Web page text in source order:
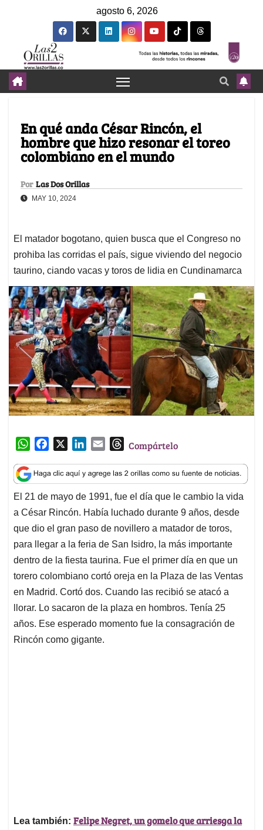
agosto 6, 2026
En qué anda César Rincón, el
hombre que hizo resonar el toreo
colombiano en el mundo
Por Las Dos Orillas
MAY 10, 2024
El matador bogotano, quien busca que el Congreso no
prohiba las corridas el país, sigue viviendo del negocio
taurino, ciando vacas y toros de lidia en Cundinamarca
W
a
t
s
A
p
p
c
e
b
o
o
k
n
k
e
d
I
n
a
i
l
T
r
e
a
d
s
Compártelo
El 21 de mayo de 1991, fue el día que le cambio la vida
a César Rincón. Había luchado durante 9 años, desde
que dio el gran paso de novillero a matador de toros,
para llegar a la feria de San Isidro, la más importante
dentro de la fiesta taurina. Fue el primer día en que un
torero colombiano cortó oreja en la Plaza de las Ventas
en Madrid. Cortó dos. Cuando las recibió se atacó a
llorar. Lo sacaron de la plaza en hombros. Tenía 25
años. Ese esperado momento fue la consagración de
Rincón como gigante.
Lea también: Felipe Negret, un gomelo que arriesga la